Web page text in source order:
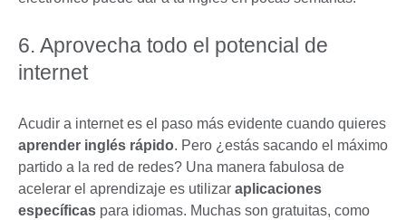
6. Aprovecha todo el potencial de
internet
Acudir a internet es el paso más evidente cuando quieres
aprender inglés rápido. Pero ¿estás sacando el máximo
partido a la red de redes? Una manera fabulosa de
acelerar el aprendizaje es utilizar aplicaciones
específicas para idiomas. Muchas son gratuitas, como